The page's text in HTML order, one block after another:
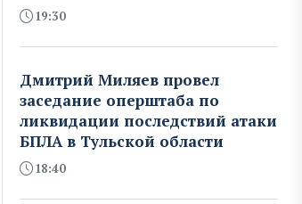
19:30
Дмитрий Миляев провел
заседание оперштаба по
ликвидации последствий атаки
БПЛА в Тульской области
18:40